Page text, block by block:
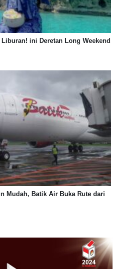
ini Deretan Long Weekend
Mudah, Batik Air Buka Rute dari